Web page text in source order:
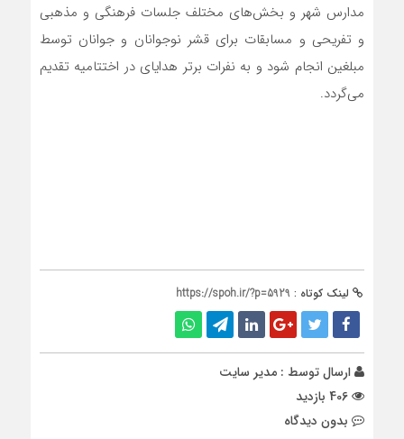
مدارس شهر و بخش‌های مختلف جلسات فرهنگی و مذهبی
و تفریحی و مسابقات برای قشر نوجوانان و جوانان توسط
مبلغین انجام شود و به نفرات برتر هدایای در اختتامیه تقدیم
می‌گردد.
لینک کوتاه : https://spoh.ir/?p=5929
ارسال توسط : مدیر سایت
بدون دیدگاه